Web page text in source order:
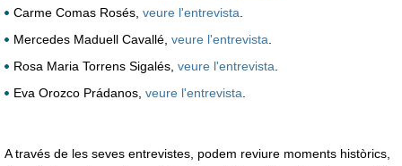
Carme Comas Rosés, veure l'entrevista.
Mercedes Maduell Cavallé, veure l'entrevista.
Rosa Maria Torrens Sigalés, veure l'entrevista.
Eva Orozco Prádanos, veure l'entrevista.
A través de les seves entrevistes, podem reviure moments històrics,